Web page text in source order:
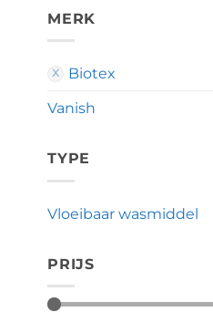
MERK
Biotex
Vanish
TYPE
Vloeibaar wasmiddel
PRIJS